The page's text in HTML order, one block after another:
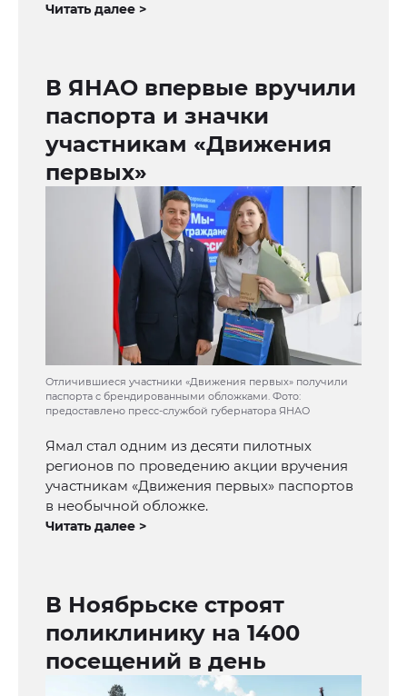
Читать далее >
В ЯНАО впервые вручили
паспорта и значки
участникам «Движения
первых»
Отличившиеся участники «Движения первых» получили
паспорта с брендированными обложками. Фото:
предоставлено пресс-службой губернатора ЯНАО
Ямал стал одним из десяти пилотных
регионов по проведению акции вручения
участникам «Движения первых» паспортов
в необычной обложке.
Читать далее >
В Ноябрьске строят
поликлинику на 1400
посещений в день